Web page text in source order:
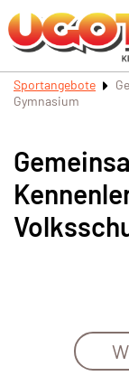
Sportangebote
Gymnasium